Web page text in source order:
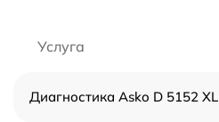
Услуга
Диагностика Asko D 5152 XL